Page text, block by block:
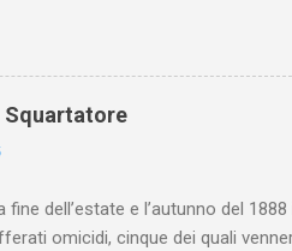
Squartatore
fine dell’estate e l’autunno del
omicidi, cinque dei quali